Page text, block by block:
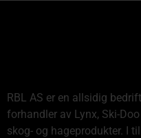
RBL AS er en allsidig
forhandler av Lynx, Ski-
skog- og hageprodukter. I